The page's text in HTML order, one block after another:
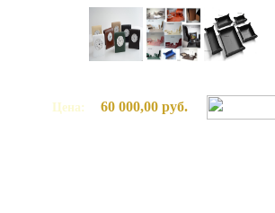
Цена: 60 000,00 руб.